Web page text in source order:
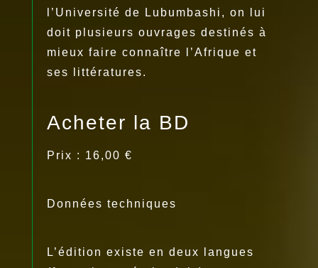
l’Université de Lubumbashi, on lui
doit plusieurs ouvrages destinés à
mieux faire connaître l’Afrique et
ses littératures.
Acheter la BD
Prix : 16,00 €
Données techniques
L’édition existe en deux langues